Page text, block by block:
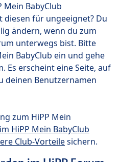
Mein BabyClub
für ungeeignet? Du
ändern, wenn du zum
unterwegs bist. Bitte
BabyClub ein und gehe
Es erscheint eine Seite, auf
deinen Benutzernamen
zum HiPP Mein
HiPP Mein BabyClub
Club-Vorteilesichern.